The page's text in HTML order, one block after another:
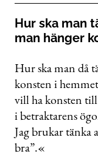
Hur ska man
man hänger
Hur ska man då
konsten i
vill ha konsten
i betraktarens
Jag brukar tänka
bra”.«